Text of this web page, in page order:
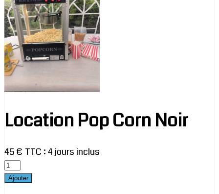
Location Pop Corn Noir
45 € TTC :4 jours inclus